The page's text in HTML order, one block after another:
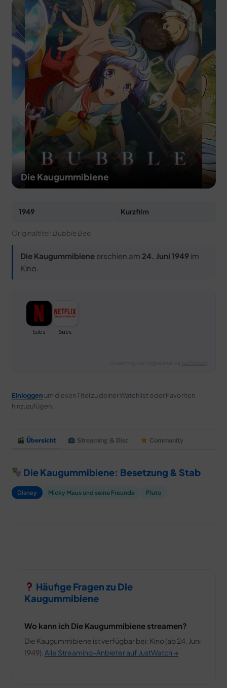
DEALS
MEIN HQ
50
Die Kaugummibiene
1949 Kurzfilm
Originaltitel: Bubble Bee
Die Kaugummibieneerschien am 24. Juni 1949im
Kino.
Einloggen um diesen Titel zu deiner Watchlist oder Favoriten
hinzuzufügen.
Übersicht Streaming & Disc Community
Die Kaugummibiene: Besetzung & Stab
Disney Micky Maus und seine Freunde Pluto
Häufige Fragen zu Die
Kaugummibiene
Wo kann ich Die Kaugummibiene streamen?
Die Kaugummibiene ist verfügbar bei: Kino (ab 24. Juni
1949). Alle Streaming-Anbieter auf JustWatch →